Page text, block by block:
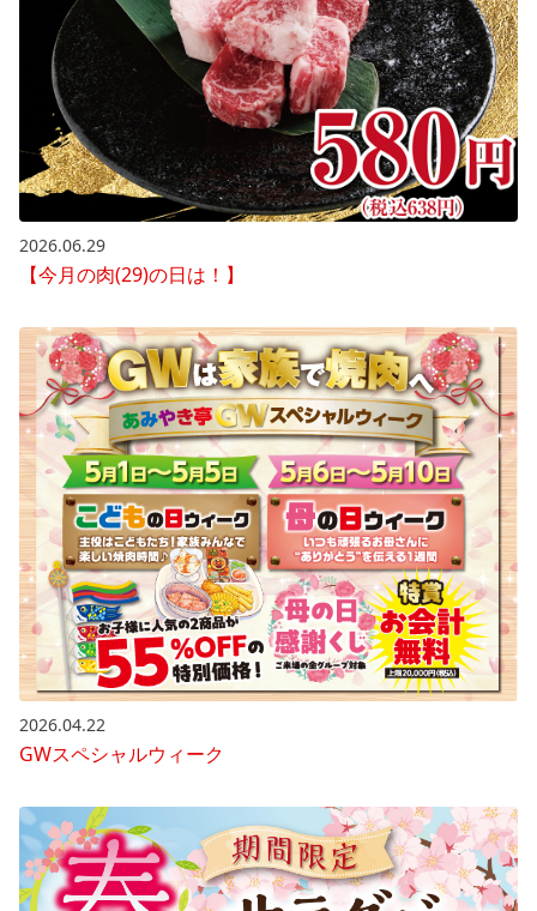
2026.06.29
【今月の肉(29)の日は！】
2026.04.22
GWスペシャルウィーク